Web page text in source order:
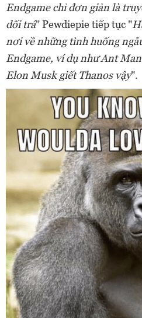
Endgame chỉ đơn giản là
dối trá" Pewdiepie tiếp tục "
nơi về những tình huống
Endgame, ví dụ như Ant
Elon Musk giết Thanos vậy".